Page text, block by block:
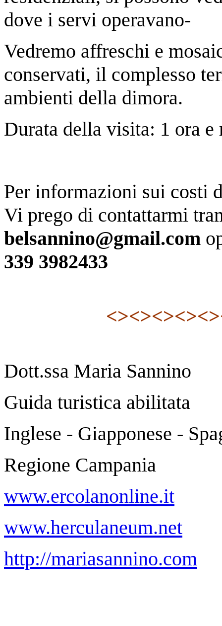
dove i servi operavano-
Vedremo affreschi e
conservati, il complesso
ambienti della dimora.
Durata della visita: 1 ora e
Per informazioni sui costi
Vi prego di contattarmi
belsannino@gmail.com
339 3982433
<><><><>
Dott.ssa Maria Sannino
Guida turistica abilitata
Inglese - Giapponese -
Regione Campania
www.ercolanonline.it
www.herculaneum.net
http://mariasannino.com